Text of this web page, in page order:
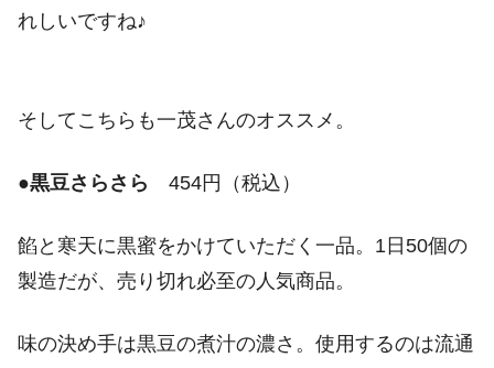
れしいですね♪
そしてこちらも一茂さんのオススメ。
●黒豆さらさら 454円（税込）
餡と寒天に黒蜜をかけていただく一品。1日50個の
製造だが、売り切れ必至の人気商品。
味の決め手は黒豆の煮汁の濃さ。使用するのは流通